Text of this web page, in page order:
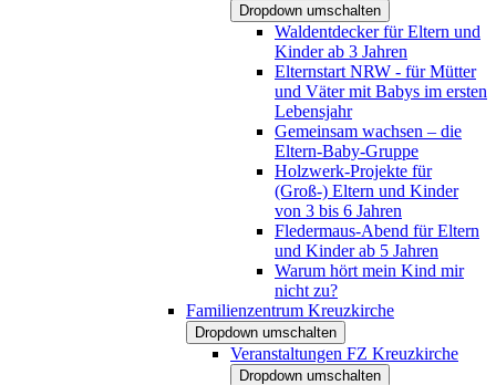
Dropdown umschalten
Waldentdecker für Eltern und
Kinder ab 3 Jahren
Elternstart NRW - für Mütter
und Väter mit Babys im ersten
Lebensjahr
Gemeinsam wachsen – die
Eltern-Baby-Gruppe
Holzwerk-Projekte für
(Groß-) Eltern und Kinder
von 3 bis 6 Jahren
Fledermaus-Abend für Eltern
und Kinder ab 5 Jahren
Warum hört mein Kind mir
nicht zu?
Familienzentrum Kreuzkirche
Dropdown umschalten
Veranstaltungen FZ Kreuzkirche
Dropdown umschalten